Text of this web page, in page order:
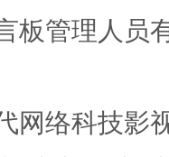
板管理人员
网络科技影